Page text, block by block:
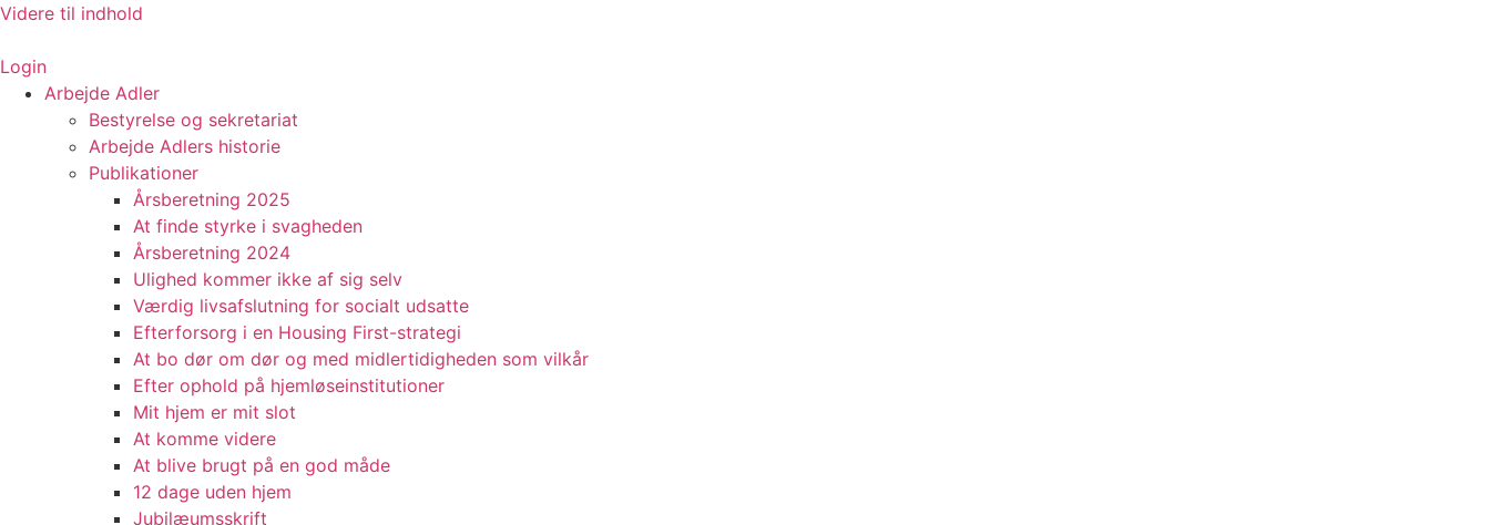
Videre til indhold
Login
Arbejde Adler
Bestyrelse og sekretariat
Arbejde Adlers historie
Publikationer
Årsberetning 2025
At finde styrke i svagheden
Årsberetning 2024
Ulighed kommer ikke af sig selv
Værdig livsafslutning for socialt udsatte
Efterforsorg i en Housing First-strategi
At bo dør om dør og med midlertidigheden som vilkår
Efter ophold på hjemløseinstitutioner
Mit hjem er mit slot
At komme videre
At blive brugt på en god måde
12 dage uden hjem
Jubilæumsskrift